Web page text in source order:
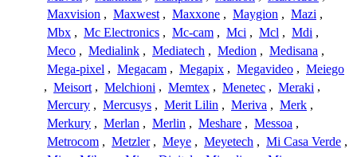
Maxvision , Maxwest , Maxxone , Maygion , Mazi ,
Mbx , Mc Electronics , Mc-cam , Mci , Mcl , Mdi ,
Meco , Medialink , Mediatech , Medion , Medisana ,
Mega-pixel , Megacam , Megapix , Megavideo , Meiego
, Meisort , Melchioni , Memtex , Menetec , Meraki ,
Mercury , Mercusys , Merit Lilin , Meriva , Merk ,
Merkury , Merlan , Merlin , Meshare , Messoa ,
Metrocom , Metzler , Meye , Meyetech , Mi Casa Verde ,